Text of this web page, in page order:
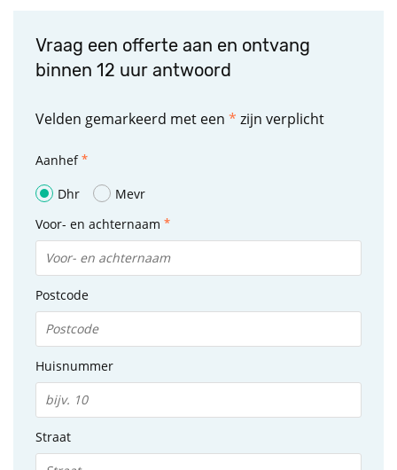
Vraag een offerte aan en ontvang
binnen 12 uur antwoord
Velden gemarkeerd met een * zijn verplicht
Aanhef
Dhr
Mevr
Voor- en achternaam
Postcode
Huisnummer
Straat